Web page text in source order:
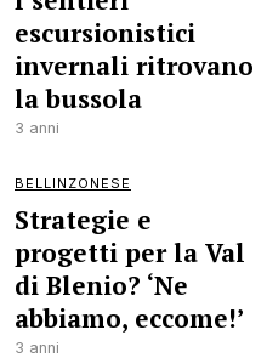
escursionistici
invernali ritrovano
la bussola
3 anni
BELLINZONESE
Strategie e
progetti per la Val
di Blenio? ‘Ne
abbiamo, eccome!’
3 anni